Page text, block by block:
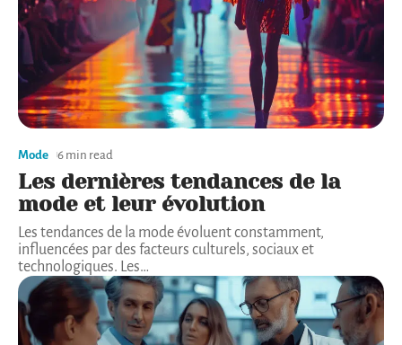
Mode 6 min read
Les dernières tendances de la
mode et leur évolution
Les tendances de la mode évoluent constamment,
influencées par des facteurs culturels, sociaux et
technologiques. Les…